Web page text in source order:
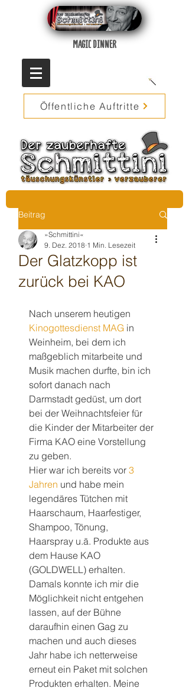
MAGIC DINNER
Öffentliche Auftritte
Beitrag
Der Glatzkopp ist
zurück bei KAO
»Schmittini«
9. Dez. 2018 1 Min. Lesezeit
Nach unserem heutigen
Kinogottesdienst MAG in
Weinheim, bei dem ich
maßgeblich mitarbeite und
Musik machen durfte, bin ich
sofort danach nach
Darmstadt gedüst, um dort
bei der Weihnachtsfeier für
die Kinder der Mitarbeiter der
Firma KAO eine Vorstellung
zu geben.
Hier war ich bereits vor 3
Jahren und habe mein
legendäres Tütchen mit
Haarschaum, Haarfestiger,
Shampoo, Tönung,
Haarspray u.ä. Produkte aus
dem Hause KAO
(GOLDWELL) erhalten.
Damals konnte ich mir die
Möglichkeit nicht entgehen
lassen, auf der Bühne
daraufhin einen Gag zu
machen und auch dieses
Jahr habe ich netterweise
erneut ein Paket mit solchen
Produkten erhalten. Meine